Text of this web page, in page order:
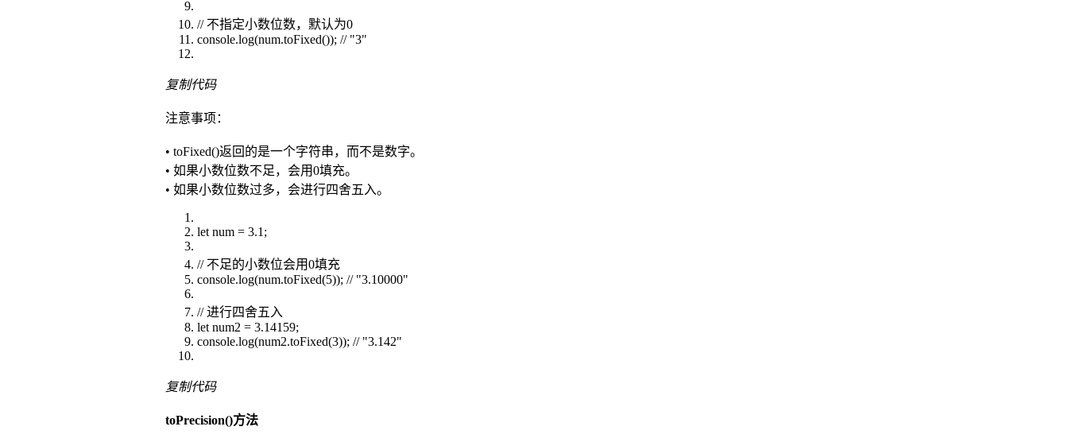
// 不指定小数位数，默认为0
console.log(num.toFixed()); // "3"
复制代码
注意事项：
• toFixed()返回的是一个字符串，而不是数字。
• 如果小数位数不足，会用0填充。
• 如果小数位数过多，会进行四舍五入。
let num = 3.1;
// 不足的小数位会用0填充
console.log(num.toFixed(5)); // "3.10000"
// 进行四舍五入
let num2 = 3.14159;
console.log(num2.toFixed(3)); // "3.142"
复制代码
toPrecision()方法